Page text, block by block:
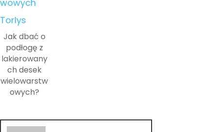
Jak dbać o
podłogę z
lakierowany
ch desek
wielowarstw
owych?